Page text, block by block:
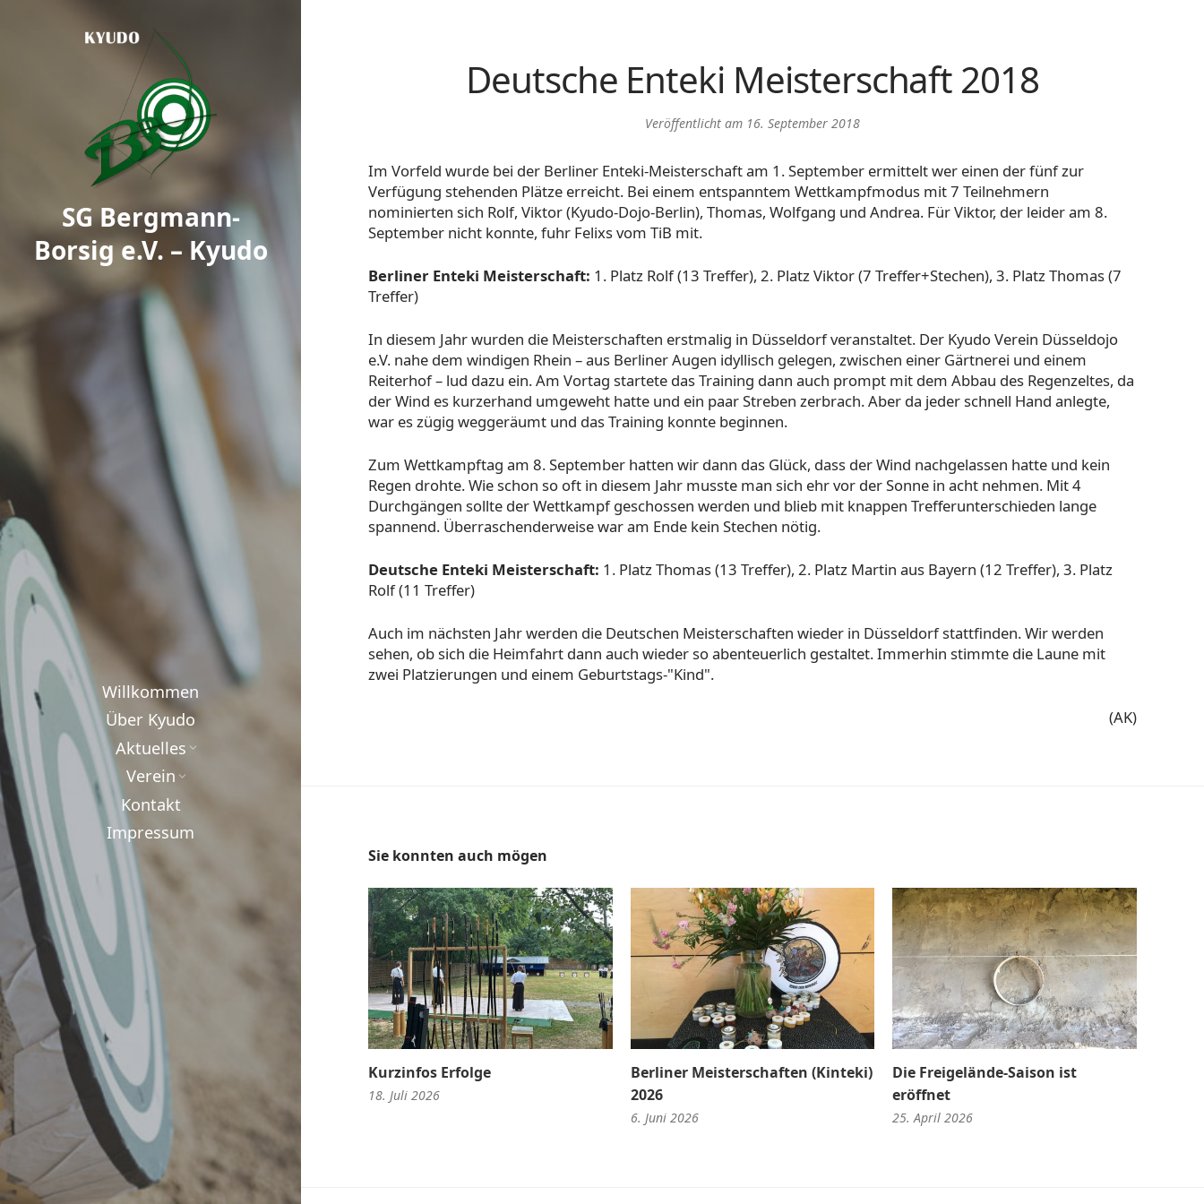
SG Bergmann-
Borsig e.V. – Kyudo
Willkommen
Über Kyudo
Aktuelles
Verein
Kontakt
Impressum
Deutsche Enteki Meisterschaft 2018
Veröffentlicht am 16. September 2018
Im Vorfeld wurde bei der Berliner Enteki-Meisterschaft am 1. September ermittelt wer einen der fünf zur
Verfügung stehenden Plätze erreicht. Bei einem entspanntem Wettkampfmodus mit 7 Teilnehmern
nominierten sich Rolf, Viktor (Kyudo-Dojo-Berlin), Thomas, Wolfgang und Andrea. Für Viktor, der leider am 8.
September nicht konnte, fuhr Felixs vom TiB mit.
Berliner Enteki Meisterschaft: 1. Platz Rolf (13 Treffer), 2. Platz Viktor (7 Treffer+Stechen), 3. Platz Thomas (7
Treffer)
In diesem Jahr wurden die Meisterschaften erstmalig in Düsseldorf veranstaltet. Der Kyudo Verein Düsseldojo
e.V. nahe dem windigen Rhein – aus Berliner Augen idyllisch gelegen, zwischen einer Gärtnerei und einem
Reiterhof – lud dazu ein. Am Vortag startete das Training dann auch prompt mit dem Abbau des Regenzeltes, da
der Wind es kurzerhand umgeweht hatte und ein paar Streben zerbrach. Aber da jeder schnell Hand anlegte,
war es zügig weggeräumt und das Training konnte beginnen.
Zum Wettkampftag am 8. September hatten wir dann das Glück, dass der Wind nachgelassen hatte und kein
Regen drohte. Wie schon so oft in diesem Jahr musste man sich ehr vor der Sonne in acht nehmen. Mit 4
Durchgängen sollte der Wettkampf geschossen werden und blieb mit knappen Trefferunterschieden lange
spannend. Überraschenderweise war am Ende kein Stechen nötig.
Deutsche Enteki Meisterschaft: 1. Platz Thomas (13 Treffer), 2. Platz Martin aus Bayern (12 Treffer), 3. Platz
Rolf (11 Treffer)
Auch im nächsten Jahr werden die Deutschen Meisterschaften wieder in Düsseldorf stattfinden. Wir werden
sehen, ob sich die Heimfahrt dann auch wieder so abenteuerlich gestaltet. Immerhin stimmte die Laune mit
zwei Platzierungen und einem Geburtstags-"Kind".
(AK)
Sie konnten auch mögen
Kurzinfos Erfolge
18. Juli 2026
Berliner Meisterschaften (Kinteki)
2026
6. Juni 2026
Die Freigelände-Saison ist
eröffnet
25. April 2026